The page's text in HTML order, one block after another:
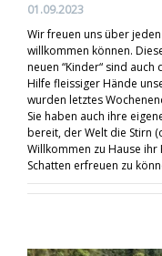
01.09.2023
Wir freuen uns über
willkommen können.
neuen “Kinder“ sind
Hilfe fleissiger Hände
wurden letztes
Sie haben auch ihre
bereit, der Welt die Stirn
Willkommen zu Hause
Schatten erfreuen zu